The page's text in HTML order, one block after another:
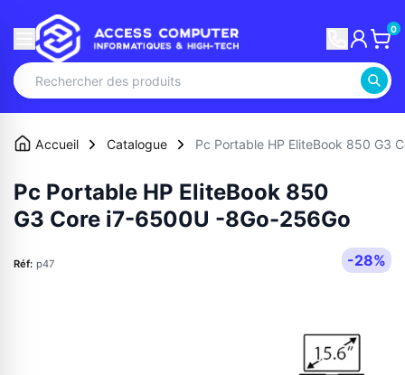
0
Accueil Catalogue Pc Portable HP EliteBook 850 G3
Pc Portable HP EliteBook 850
G3 Core i7-6500U -8Go-256Go
Réf: p47 -28%